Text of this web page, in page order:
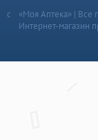
«Моя Аптека» |
Интернет-магазин